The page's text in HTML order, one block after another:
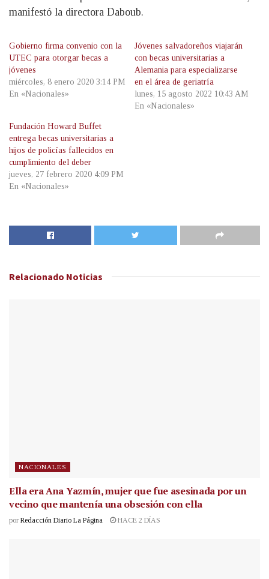
manifestó la directora Daboub.
Gobierno firma convenio con la
UTEC para otorgar becas a
jóvenes
miércoles, 8 enero 2020 3:14 PM
En «Nacionales»
Jóvenes salvadoreños viajarán
con becas universitarias a
Alemania para especializarse
en el área de geriatría
lunes, 15 agosto 2022 10:43 AM
En «Nacionales»
Fundación Howard Buffet
entrega becas universitarias a
hijos de policías fallecidos en
cumplimiento del deber
jueves, 27 febrero 2020 4:09 PM
En «Nacionales»
Relacionado Noticias
NACIONALES
Ella era Ana Yazmín, mujer que fue asesinada por un
vecino que mantenía una obsesión con ella
por Redacción Diario La Página HACE 2 DÍAS